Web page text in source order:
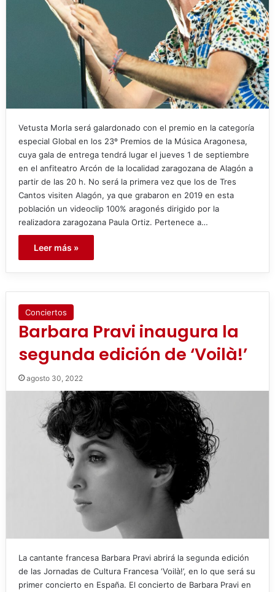
Vetusta Morla será galardonado con el premio en la categoría
especial Global en los 23º Premios de la Música Aragonesa,
cuya gala de entrega tendrá lugar el jueves 1 de septiembre
en el anfiteatro Arcón de la localidad zaragozana de Alagón a
partir de las 20 h. No será la primera vez que los de Tres
Cantos visiten Alagón, ya que grabaron en 2019 en esta
población un videoclip 100% aragonés dirigido por la
realizadora zaragozana Paula Ortiz. Pertenece a…
Leer más »
Conciertos
Barbara Pravi inaugura la
segunda edición de ‘Voilà!’
agosto 30, 2022
La cantante francesa Barbara Pravi abrirá la segunda edición
de las Jornadas de Cultura Francesa ‘Voilà!’, en lo que será su
primer concierto en España. El concierto de Barbara Pravi en